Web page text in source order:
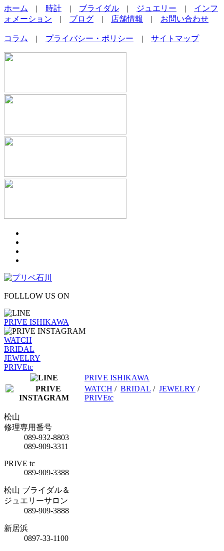
ホーム | 時計 | ブライダル | ジュエリー | インフ
ォメーション | ブログ | 店舗情報 | お問い合わせ
コラム | プライバシー・ポリシー | サイトマップ
FOLLLOW US ON
PRIVE ISHIKAWA
WATCH
BRIDAL
JEWELRY
PRIVEtc
PRIVE ISHIKAWA
WATCH / BRIDAL / JEWELRY /
PRIVEtc
松山
修理専用番号
089-932-8803
089-909-3311
PRIVE tc
089-909-3388
松山 ブライダル＆
ジュエリーサロン
089-909-3888
新居浜
0897-33-1100